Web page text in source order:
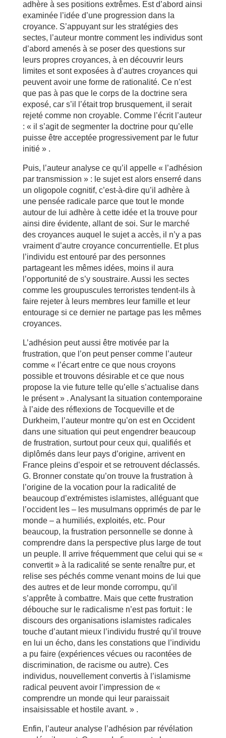
adhère à ses positions extrêmes. Est d’abord ainsi
examinée l’idée d’une progression dans la
croyance. S’appuyant sur les stratégies des
sectes, l’auteur montre comment les individus sont
d’abord amenés à se poser des questions sur
leurs propres croyances, à en découvrir leurs
limites et sont exposées à d’autres croyances qui
peuvent avoir une forme de rationalité. Ce n’est
que pas à pas que le corps de la doctrine sera
exposé, car s’il l’était trop brusquement, il serait
rejeté comme non croyable. Comme l’écrit l’auteur
: « il s’agit de segmenter la doctrine pour qu’elle
puisse être acceptée progressivement par le futur
initié » .
Puis, l’auteur analyse ce qu’il appelle « l’adhésion
par transmission » : le sujet est alors enserré dans
un oligopole cognitif, c’est-à-dire qu’il adhère à
une pensée radicale parce que tout le monde
autour de lui adhère à cette idée et la trouve pour
ainsi dire évidente, allant de soi. Sur le marché
des croyances auquel le sujet a accès, il n’y a pas
vraiment d’autre croyance concurrentielle. Et plus
l’individu est entouré par des personnes
partageant les mêmes idées, moins il aura
l’opportunité de s’y soustraire. Aussi les sectes
comme les groupuscules terroristes tendent-ils à
faire rejeter à leurs membres leur famille et leur
entourage si ce dernier ne partage pas les mêmes
croyances.
L’adhésion peut aussi être motivée par la
frustration, que l’on peut penser comme l’auteur
comme « l’écart entre ce que nous croyons
possible et trouvons désirable et ce que nous
propose la vie future telle qu’elle s’actualise dans
le présent » . Analysant la situation contemporaine
à l’aide des réflexions de Tocqueville et de
Durkheim, l’auteur montre qu’on est en Occident
dans une situation qui peut engendrer beaucoup
de frustration, surtout pour ceux qui, qualifiés et
diplômés dans leur pays d’origine, arrivent en
France pleins d’espoir et se retrouvent déclassés.
G. Bronner constate qu’on trouve la frustration à
l’origine de la vocation pour la radicalité de
beaucoup d’extrémistes islamistes, alléguant que
l’occident les – les musulmans opprimés de par le
monde – a humiliés, exploités, etc. Pour
beaucoup, la frustration personnelle se donne à
comprendre dans la perspective plus large de tout
un peuple. Il arrive fréquemment que celui qui se «
convertit » à la radicalité se sente renaître pur, et
relise ses péchés comme venant moins de lui que
des autres et de leur monde corrompu, qu’il
s’apprête à combattre. Mais que cette frustration
débouche sur le radicalisme n’est pas fortuit : le
discours des organisations islamistes radicales
touche d’autant mieux l’individu frustré qu’il trouve
en lui un écho, dans les constations que l’individu
a pu faire (expériences vécues ou racontées de
discrimination, de racisme ou autre). Ces
individus, nouvellement convertis à l’islamisme
radical peuvent avoir l’impression de «
comprendre un monde qui leur paraissait
insaisissable et hostile avant. » .
Enfin, l’auteur analyse l’adhésion par révélation